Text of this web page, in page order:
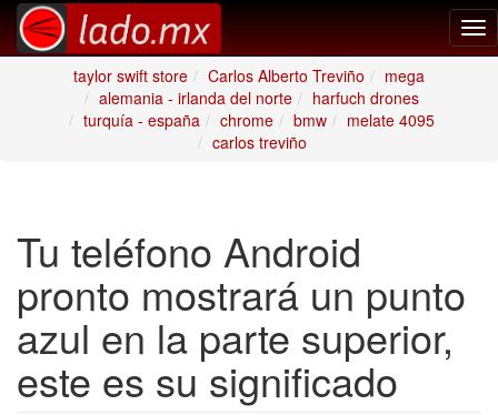
taylor swift store
Carlos Alberto Treviño
mega
alemania - irlanda del norte
harfuch drones
turquía - españa
chrome bmw
melate 4095
carlos treviño
Tu teléfono Android
pronto mostrará un punto
azul en la parte superior,
este es su significado